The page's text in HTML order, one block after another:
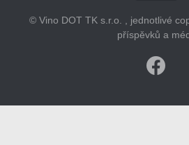
© Vino DOT TK s.r.o. , jednotlivé
příspěvků a